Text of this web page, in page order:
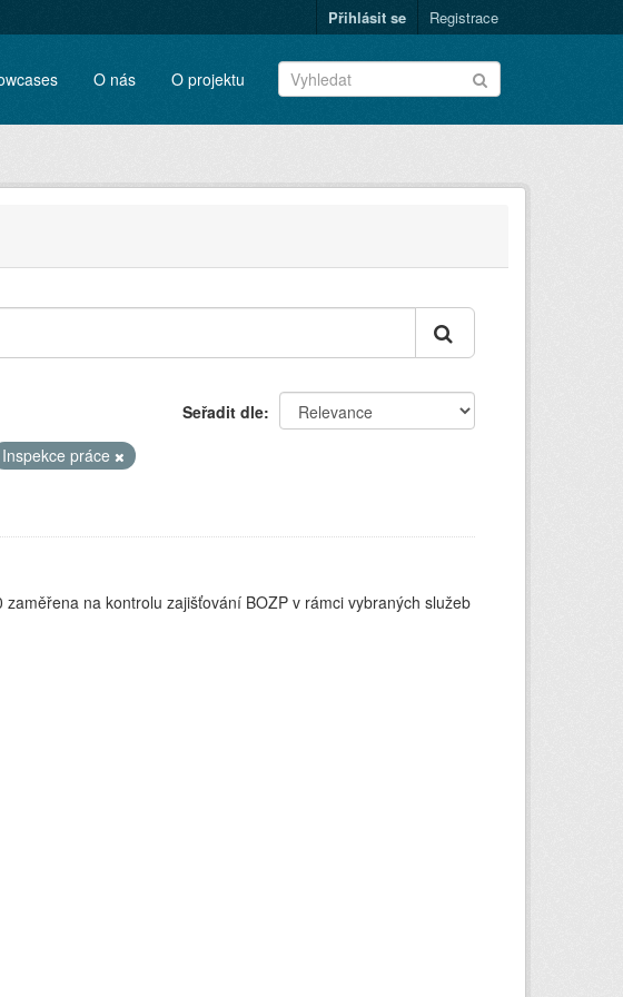
Přihlásit se Registrace
O nás O projektu
Seřadit dle
Inspekce práce
na kontrolu zajišťování BOZP v rámci vybraných služeb